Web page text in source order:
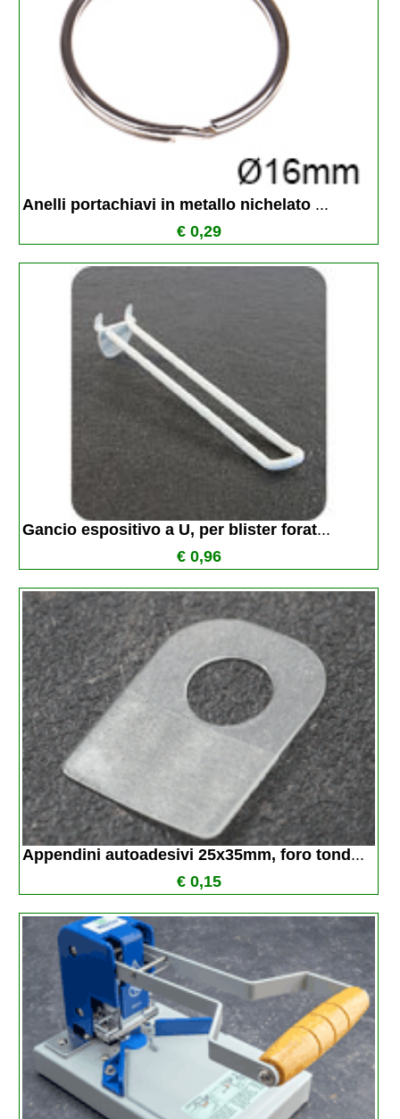
Anelli portachiavi in metallo nichelato ...
€ 0,29
Gancio espositivo a U, per blister forat...
€ 0,96
Appendini autoadesivi 25x35mm, foro tond ...
€ 0,15